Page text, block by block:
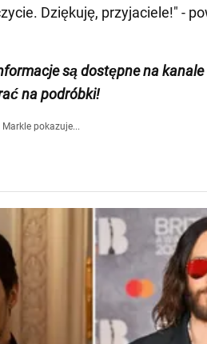
Dziękuję, przyjaciele!" -
są dostępne nakanale
na podróbki!
pokazuje...